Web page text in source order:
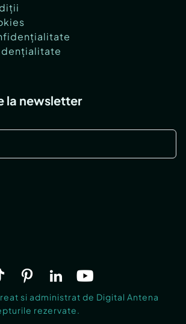
la newsletter
si administrat de Digital Antena
rezervate.